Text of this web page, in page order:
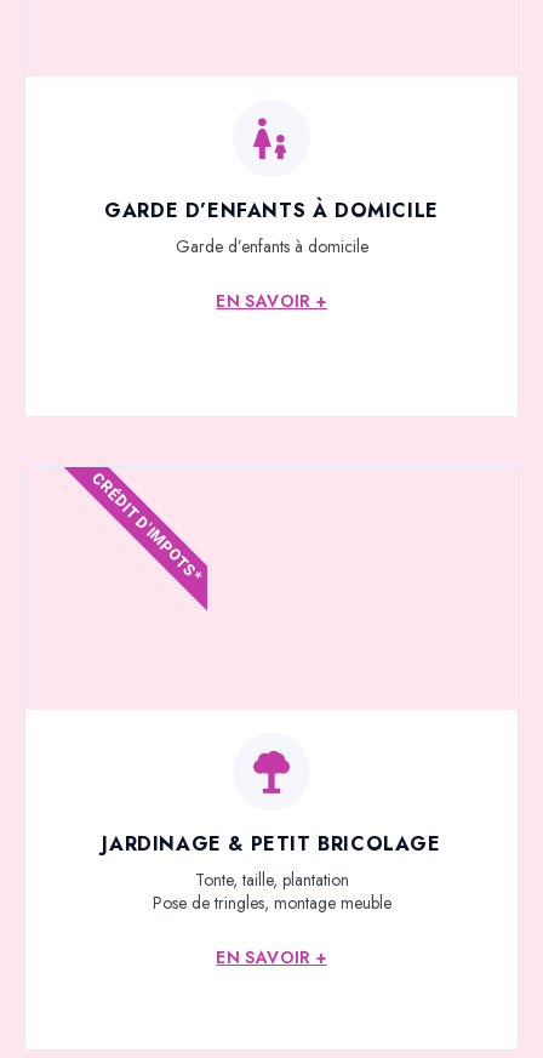
GARDE D’ENFANTS À DOMICILE
Garde d’enfants à domicile
EN SAVOIR +
JARDINAGE & PETIT BRICOLAGE
Tonte, taille, plantation
Pose de tringles, montage meuble
EN SAVOIR +
CRÉDIT D'IMPOTS*